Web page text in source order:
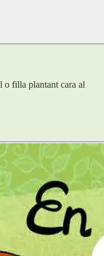
o filla plantant cara al